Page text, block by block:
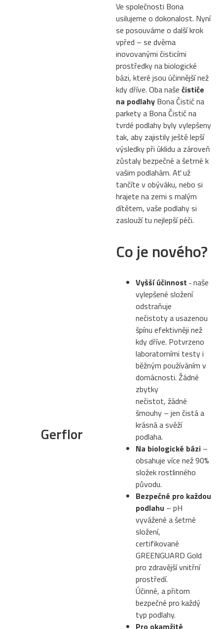
Gerflor
Ve společnosti Bona
usilujeme o dokonalost. Nyní
se posouváme o další krok
vpřed – se dvěma
inovovanými čisticími
prostředky na biologické
bázi, které jsou účinnější než
kdy dříve. Oba naše čističe
na podlahyBona Čistič na
parkety a Bona Čistič na
tvrdé podlahy byly vylepšeny
tak, aby zajistily ještě lepší
výsledky při úklidu a zároveň
zůstaly bezpečné a šetrné k
vašim podlahám. Ať už
tančíte v obýváku, nebo si
hrajete na zemi s malým
dítětem, vaše podlahy si
zaslouží tu nejlepší péči.
Co je nového?
Vyšší účinnost ‐ naše
vylepšené složení
odstraňuje
nečistoty a usazenou
špínu efektivněji než
kdy dříve. Potvrzeno
laboratorními testy i
běžným používáním v
domácnosti. Žádné
zbytky
nečistot, žádné
šmouhy – jen čistá a
krásná a svěží
podlaha.
Na biologické bázi –
obsahuje více než 90%
složek rostlinného
původu.
Bezpečné pro každou
podlahu – pH
vyvážené a šetrné
složení,
certifikované
GREENGUARD Gold
pro zdravější vnitřní
prostředí.
Účinné, a přitom
bezpečné pro každý
typ podlahy.
Pro okamžité